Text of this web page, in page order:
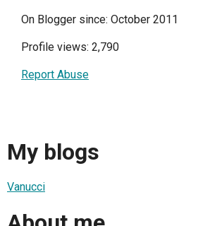
On Blogger since: October 2011
Profile views: 2,790
Report Abuse
My blogs
Vanucci